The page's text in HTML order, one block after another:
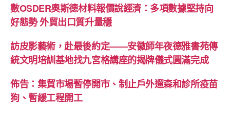
數OSDER奧斯德材料報價說經濟：多項數據堅持向
好態勢 外貿出口質升量穩
訪皮影藝術，赴最後約定——安徽師年夜德雅書苑傳
統文明培訓基地找九宮格講座的揭牌儀式圓滿完成
佈告：集貿市場暫停開市、制止戶外遛森和診所疫苗
狗、暫緩工程開工